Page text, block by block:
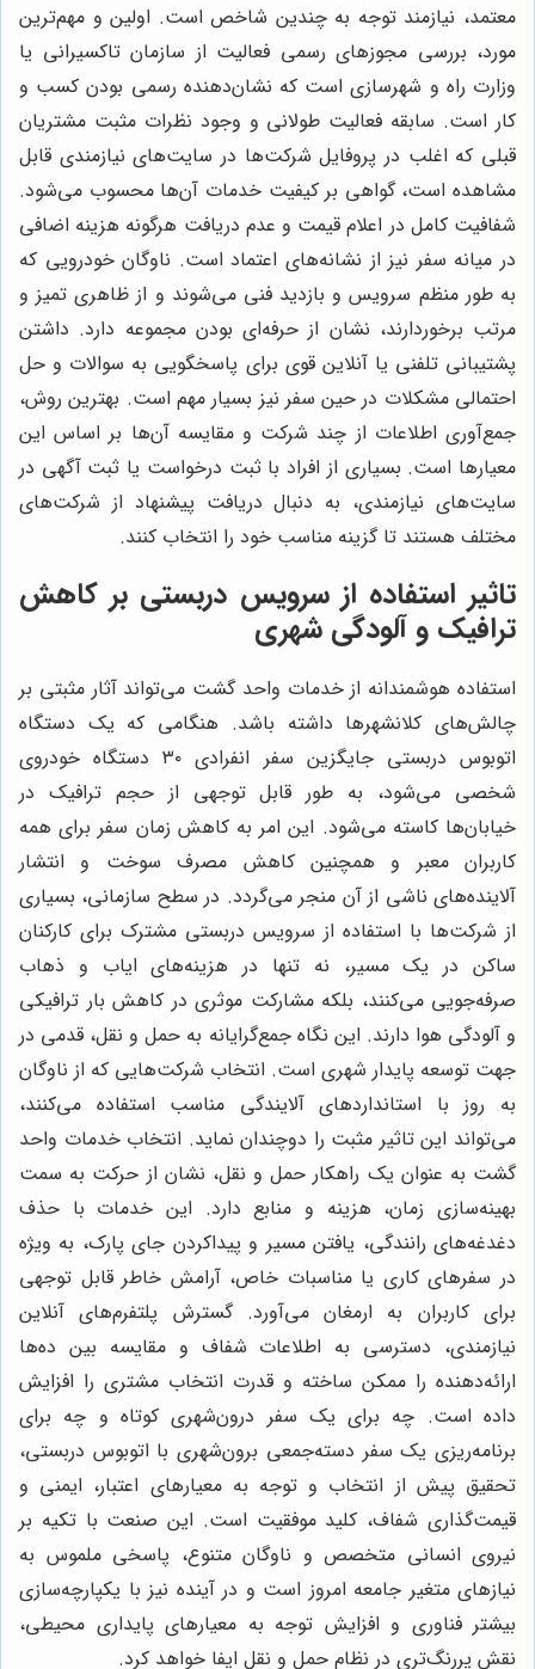
معتمد، نیازمند توجه به چندین شاخص است. اولین و مهم‌ترین
مورد، بررسی مجوزهای رسمی فعالیت از سازمان تاکسیرانی یا
وزارت راه و شهرسازی است که نشان‌دهنده رسمی بودن کسب و
کار است. سابقه فعالیت طولانی و وجود نظرات مثبت مشتریان
قبلی که اغلب در پروفایل شرکت‌ها در سایت‌های نیازمندی قابل
مشاهده است، گواهی بر کیفیت خدمات آن‌ها محسوب می‌شود.
شفافیت کامل در اعلام قیمت و عدم دریافت هرگونه هزینه اضافی
در میانه سفر نیز از نشانه‌های اعتماد است. ناوگان خودرویی که
به طور منظم سرویس و بازدید فنی می‌شوند و از ظاهری تمیز و
مرتب برخوردارند، نشان از حرفه‌ای بودن مجموعه دارد. داشتن
پشتیبانی تلفنی یا آنلاین قوی برای پاسخگویی به سوالات و حل
احتمالی مشکلات در حین سفر نیز بسیار مهم است. بهترین روش،
جمع‌آوری اطلاعات از چند شرکت و مقایسه آن‌ها بر اساس این
معیارها است. بسیاری از افراد با ثبت درخواست یا ثبت آگهی در
سایت‌های نیازمندی، به دنبال دریافت پیشنهاد از شرکت‌های
مختلف هستند تا گزینه مناسب خود را انتخاب کنند.
تاثیر استفاده از سرویس دربستی بر کاهش
ترافیک و آلودگی شهری
استفاده هوشمندانه از خدمات واحد گشت می‌تواند آثار مثبتی بر
چالش‌های کلانشهرها داشته باشد. هنگامی که یک دستگاه
اتوبوس دربستی جایگزین سفر انفرادی ۳۰ دستگاه خودروی
شخصی می‌شود، به طور قابل توجهی از حجم ترافیک در
خیابان‌ها کاسته می‌شود. این امر به کاهش زمان سفر برای همه
کاربران معبر و همچنین کاهش مصرف سوخت و انتشار
آلاینده‌های ناشی از آن منجر می‌گردد. در سطح سازمانی، بسیاری
از شرکت‌ها با استفاده از سرویس دربستی مشترک برای کارکنان
ساکن در یک مسیر، نه تنها در هزینه‌های ایاب و ذهاب
صرفه‌جویی می‌کنند، بلکه مشارکت موثری در کاهش بار ترافیکی
و آلودگی هوا دارند. این نگاه جمع‌گرایانه به حمل و نقل، قدمی در
جهت توسعه پایدار شهری است. انتخاب شرکت‌هایی که از ناوگان
به روز با استانداردهای آلایندگی مناسب استفاده می‌کنند،
می‌تواند این تاثیر مثبت را دوچندان نماید. انتخاب خدمات واحد
گشت به عنوان یک راهکار حمل و نقل، نشان از حرکت به سمت
بهینه‌سازی زمان، هزینه و منابع دارد. این خدمات با حذف
دغدغه‌های رانندگی، یافتن مسیر و پیداکردن جای پارک، به ویژه
در سفرهای کاری یا مناسبات خاص، آرامش خاطر قابل توجهی
برای کاربران به ارمغان می‌آورد. گسترش پلتفرم‌های آنلاین
نیازمندی، دسترسی به اطلاعات شفاف و مقایسه بین ده‌ها
ارائه‌دهنده را ممکن ساخته و قدرت انتخاب مشتری را افزایش
داده است. چه برای یک سفر درون‌شهری کوتاه و چه برای
برنامه‌ریزی یک سفر دسته‌جمعی برون‌شهری با اتوبوس دربستی،
تحقیق پیش از انتخاب و توجه به معیارهای اعتبار، ایمنی و
قیمت‌گذاری شفاف، کلید موفقیت است. این صنعت با تکیه بر
نیروی انسانی متخصص و ناوگان متنوع، پاسخی ملموس به
نیازهای متغیر جامعه امروز است و در آینده نیز با یکپارچه‌سازی
بیشتر فناوری و افزایش توجه به معیارهای پایداری محیطی،
نقش پررنگ‌تری در نظام حمل و نقل ایفا خواهد کرد.